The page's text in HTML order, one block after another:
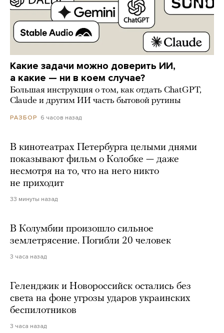
Какие задачи можно доверить ИИ,
а какие — ни в коем случае?
Большая инструкция о том, как отдать ChatGPT,
Claude и другим ИИ часть бытовой рутины
РАЗБОР 6 часов назад
В кинотеатрах Петербурга целыми днями
показывают фильм о Колобке — даже
несмотря на то, что на него никто
не приходит
33 минуты назад
В Колумбии произошло сильное
землетрясение. Погибли 20 человек
3 часа назад
Геленджик и Новороссийск остались без
света на фоне угрозы ударов украинских
беспилотников
3 часа назад